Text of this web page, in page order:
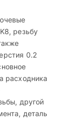
резьбу
0.2
расходника
другой
деталь